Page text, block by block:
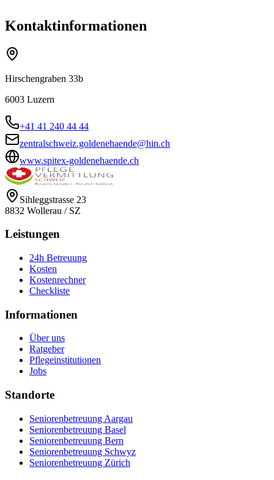
Kontaktinformationen
Hirschengraben 33b
6003 Luzern
+41 41 240 44 44
zentralschweiz.goldenehaende@hin.ch
www.spitex-goldenehaende.ch
Sihleggstrasse 23
8832 Wollerau / SZ
Leistungen
24h Betreuung
Kosten
Kostenrechner
Checkliste
Informationen
Über uns
Ratgeber
Pflegeinstitutionen
Jobs
Standorte
Seniorenbetreuung Aargau
Seniorenbetreuung Basel
Seniorenbetreuung Bern
Seniorenbetreuung Schwyz
Seniorenbetreuung Zürich